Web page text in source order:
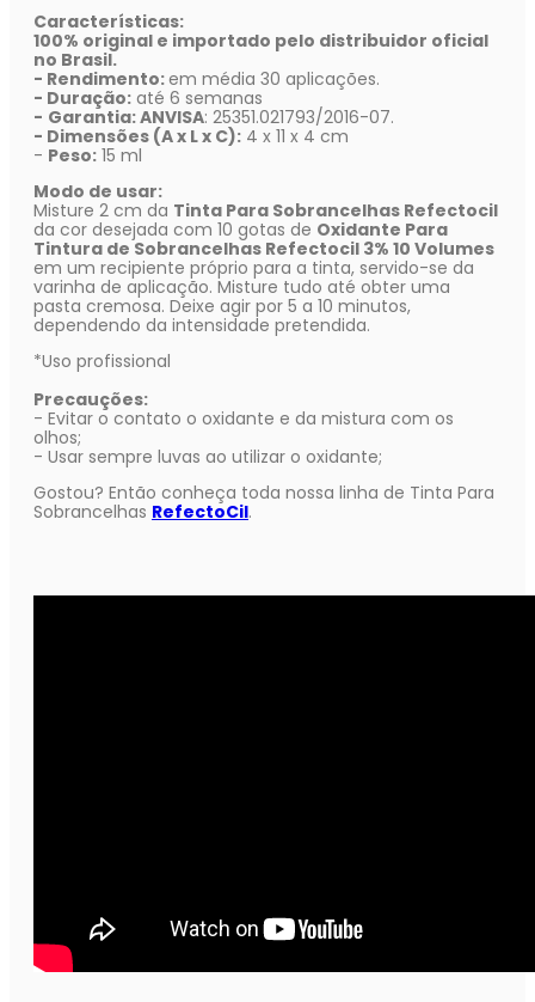
Características:
100% original e importado pelo distribuidor oficial
no Brasil.
- Rendimento:em média 30 aplicações.
- Duração: até 6 semanas
- Garantia: ANVISA: 25351.021793/2016-07.
- Dimensões (A x L x C): 4 x 11 x 4 cm
- Peso: 15 ml
Modo de usar:
Misture 2 cm da Tinta Para Sobrancelhas Refectocil
da cor desejada com 10 gotas de Oxidante Para
Tintura de Sobrancelhas Refectocil 3% 10 Volumes
em um recipiente próprio para a tinta, servido-se da
varinha de aplicação. Misture tudo até obter uma
pasta cremosa. Deixe agir por 5 a 10 minutos,
dependendo da intensidade pretendida.
*Uso profissional
Precauções:
- Evitar o contato o oxidante e da mistura com os
olhos;
- Usar sempre luvas ao utilizar o oxidante;
Gostou? Então conheça toda nossa linha de Tinta Para
Sobrancelhas RefectoCil.